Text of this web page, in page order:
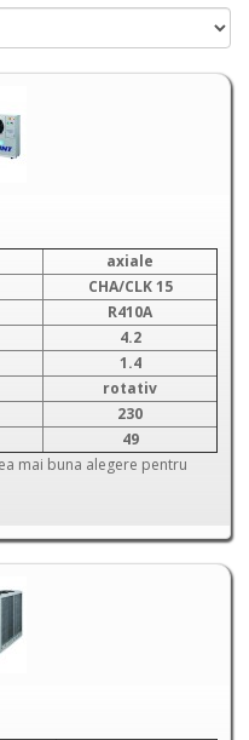
axiale
CHA/CLK 15
R410A
4.2
1.4
rotativ
230
49
mai buna alegere pentru